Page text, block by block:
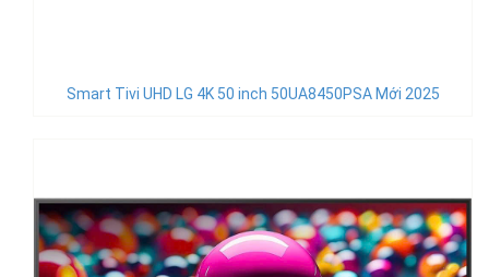
Smart Tivi UHD LG 4K 50 inch 50UA8450PSA Mới 2025